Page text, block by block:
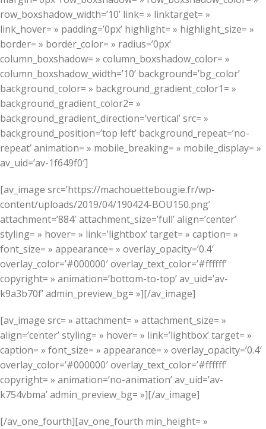
row_boxshadow_width=’10’ link= » linktarget= »
link_hover= » padding=’0px’ highlight= » highlight_size= »
border= » border_color= » radius=’0px’
column_boxshadow= » column_boxshadow_color= »
column_boxshadow_width=’10’ background=’bg_color’
background_color= » background_gradient_color1= »
background_gradient_color2= »
background_gradient_direction=’vertical’ src= »
background_position=’top left’ background_repeat=’no-
repeat’ animation= » mobile_breaking= » mobile_display= »
av_uid=’av-1f649f0′]
[av_image src=’https://machouettebougie.fr/wp-
content/uploads/2019/04/190424-BOU150.png’
attachment=’884′ attachment_size=’full’ align=’center’
styling= » hover= » link=’lightbox’ target= » caption= »
font_size= » appearance= » overlay_opacity=’0.4′
overlay_color=’#000000′ overlay_text_color=’#ffffff’
copyright= » animation=’bottom-to-top’ av_uid=’av-
k9a3b70f’ admin_preview_bg= »][/av_image]
[av_image src= » attachment= » attachment_size= »
align=’center’ styling= » hover= » link=’lightbox’ target= »
caption= » font_size= » appearance= » overlay_opacity=’0.4′
overlay_color=’#000000′ overlay_text_color=’#ffffff’
copyright= » animation=’no-animation’ av_uid=’av-
k754vbma’ admin_preview_bg= »][/av_image]
[/av_one_fourth][av_one_fourth min_height= »